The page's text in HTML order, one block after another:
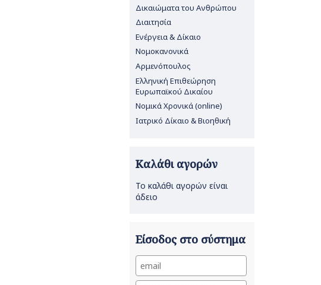
Δικαιώματα του Ανθρώπου
Διαιτησία
Ενέργεια & Δίκαιο
Νομοκανονικά
Αρμενόπουλος
Ελληνική Επιθεώρηση
Ευρωπαϊκού Δικαίου
Νομικά Χρονικά (online)
Ιατρικό Δίκαιο & Βιοηθική
Καλάθι αγορών
Το καλάθι αγορών είναι
άδειο
Είσοδος στο σύστημα